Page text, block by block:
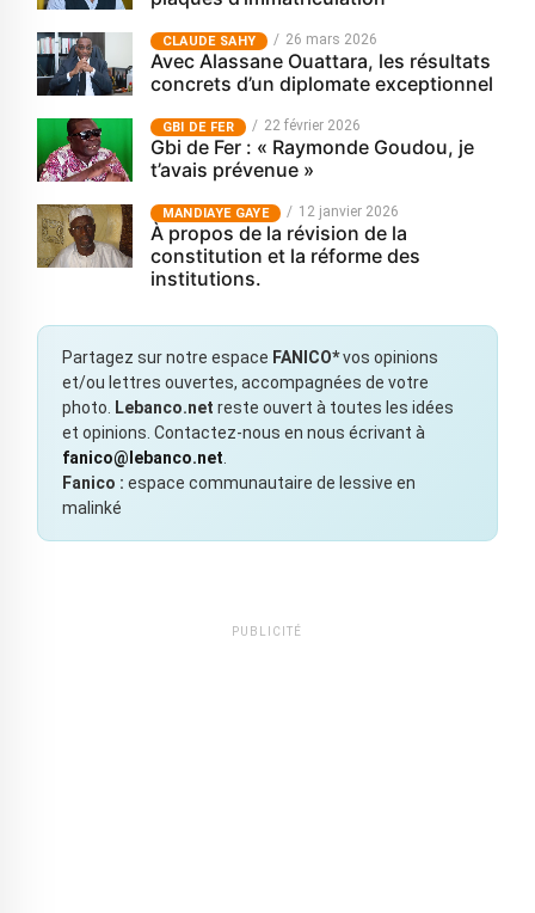
CLAUDE SAHY 26 mars 2026
Avec Alassane Ouattara, les résultats
concrets d’un diplomate exceptionnel
GBI DE FER 22 février 2026
Gbi de Fer : « Raymonde Goudou, je
t’avais prévenue »
MANDIAYE GAYE 12 janvier 2026
À propos de la révision de la
constitution et la réforme des
institutions.
Partagez sur notre espace FANICO*vos opinions
et/ou lettres ouvertes, accompagnées de votre
photo.
Lebanco.net reste ouvert à toutes les idées
et opinions. Contactez-nous en nous écrivant à
fanico@lebanco.net
Fanico : espace communautaire de lessive en
malinké
PUBLICITÉ